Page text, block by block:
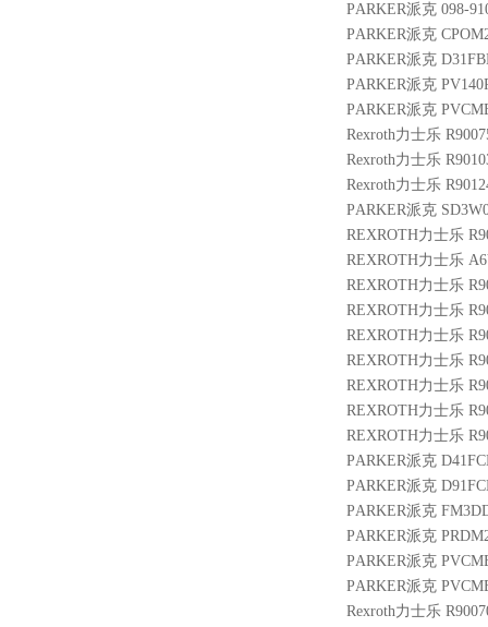
PARKER派克 098-
PARKER派克
PARKER派克
PARKER派克
PARKER派克
Rexroth力士乐
Rexroth力士乐
Rexroth力士乐
PARKER派克
REXROTH力士乐
REXROTH力士乐
REXROTH力士乐
REXROTH力士乐
REXROTH力士乐
REXROTH力士乐
REXROTH力士乐
REXROTH力士乐
REXROTH力士乐
PARKER派克
PARKER派克
PARKER派克
PARKER派克
PARKER派克
PARKER派克
Rexroth力士乐